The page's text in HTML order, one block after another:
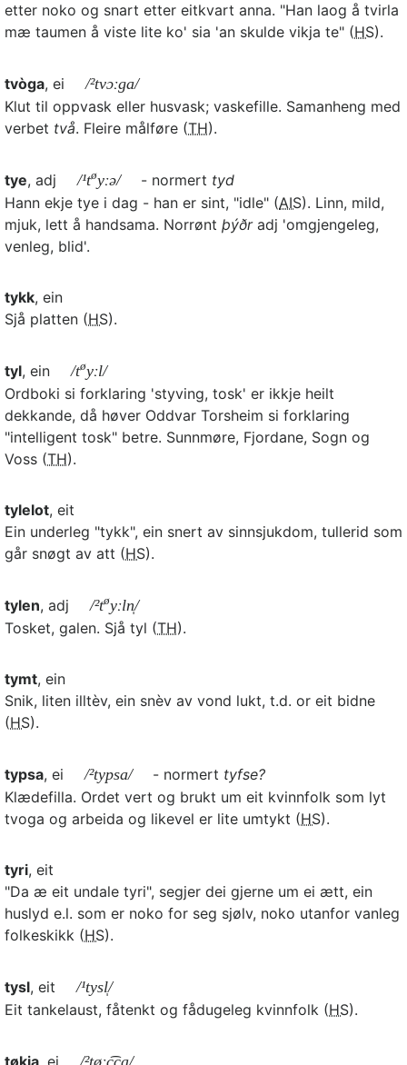
etter noko og snart etter eitkvart anna. "Han laog å tvirla
mæ taumen å viste lite ko' sia 'an skulde vikja te" (HS).
tvòga, ei
/²tvɔːga/
Klut til oppvask eller husvask; vaskefille. Samanheng med
verbet två. Fleire målføre (TH).
tye, adj /¹tøyːə/ - normert tyd
Hann ekje tye i dag - han er sint, "idle" (AIS). Linn, mild,
mjuk, lett å handsama. Norrønt þýðradj 'omgjengeleg,
venleg, blid'.
tykk, ein
Sjå platten (HS).
tyl, ein /tøyːl/
Ordboki si forklaring 'styving, tosk' er ikkje heilt
dekkande, då høver Oddvar Torsheim si forklaring
"intelligent tosk" betre. Sunnmøre, Fjordane, Sogn og
Voss (TH).
tylelot, eit
Ein underleg "tykk", ein snert av sinnsjukdom, tullerid som
går snøgt av att (HS).
tylen, adj /²tøyːln̩/
Tosket, galen. Sjå tyl (TH).
tymt, ein
Snik, liten illtèv, ein snèv av vond lukt, t.d. or eit bidne
(HS).
typsa, ei /²typsa/ - normert tyfse?
Klædefilla. Ordet vert og brukt um eit kvinnfolk som lyt
tvoga og arbeida og likevel er lite umtykt (HS).
tyri, eit
"Da æ eit undale tyri", segjer dei gjerne um ei ætt, ein
huslyd e.l. som er noko for seg sjølv, noko utanfor vanleg
folkeskikk (HS).
tysl, eit
/¹tysl̩/
Eit tankelaust, fåtenkt og fådugeleg kvinnfolk (HS).
tøkja , ei /²tøːc͡ça/